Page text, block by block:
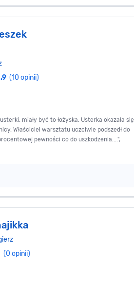
(10 opinii)
miały być to łożyska. Usterka okazała się
Właściciel warsztatu uczciwie podszedł do
pewności co do uszkodzenia....",
(0 opinii)